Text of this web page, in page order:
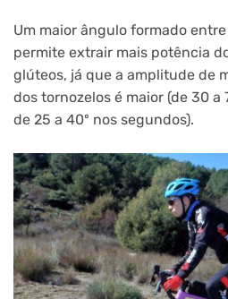
Um maior ângulo formado
permite extrair mais potência
glúteos, já que a amplitude de
dos tornozelos é maior (de 30 a
de 25 a 40º nos segundos).